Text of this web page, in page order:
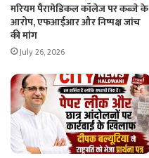
मरियम पैरामेडिकल कॉलेज पर कब्जे के
आरोप, एफआईआर और निष्पक्ष जांच
की मांग
July 26, 2026